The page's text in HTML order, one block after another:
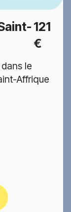
121
€
le
Affrique